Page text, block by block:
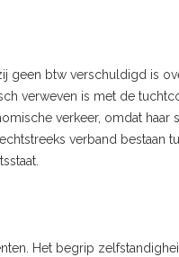
geen btw verschuldigd is
verweven is met de
verkeer, omdat
verband bestaan
Het begrip